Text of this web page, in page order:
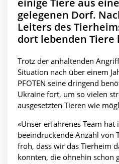
gelegenen Dorf.
Leiters des
dort lebenden
Trotz der anhaltenden
Situation nach über einem
PFOTEN seine dringend
Ukraine fort, um so vielen
ausgesetzten Tieren wie
«Unser erfahrenes Team
beeindruckende Anzahl von
froh, dass wir das Tierheim
konnten, die ohnehin schon